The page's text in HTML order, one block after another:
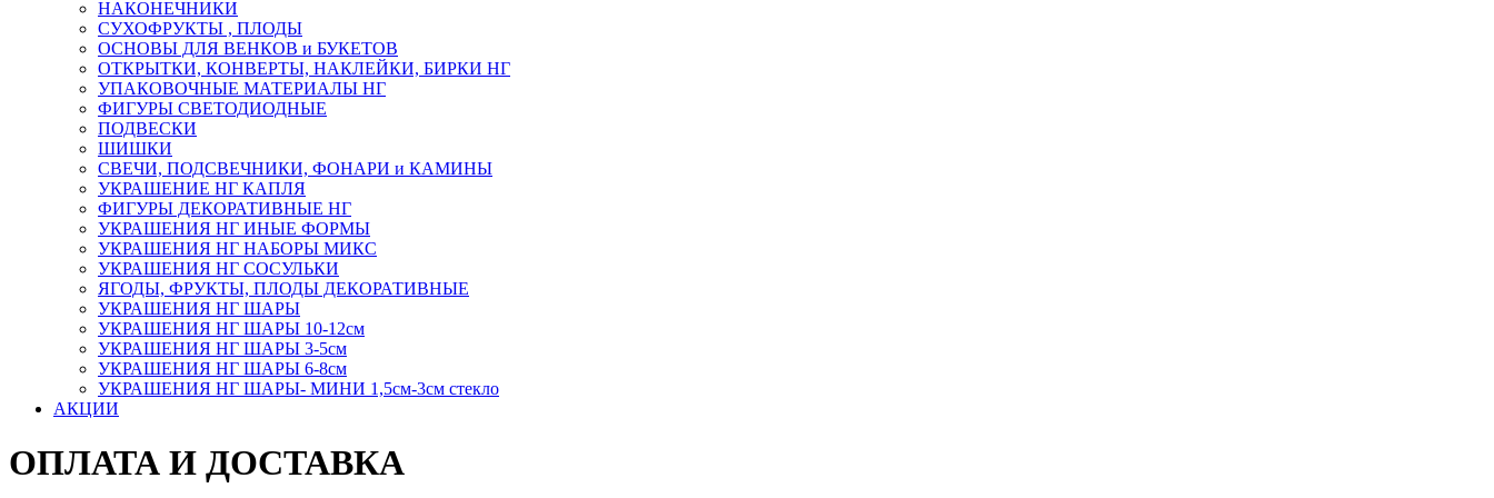
НАКОНЕЧНИКИ
СУХОФРУКТЫ , ПЛОДЫ
ОСНОВЫ ДЛЯ ВЕНКОВ и БУКЕТОВ
ОТКРЫТКИ, КОНВЕРТЫ, НАКЛЕЙКИ, БИРКИ НГ
УПАКОВОЧНЫЕ МАТЕРИАЛЫ НГ
ФИГУРЫ СВЕТОДИОДНЫЕ
ПОДВЕСКИ
ШИШКИ
СВЕЧИ, ПОДСВЕЧНИКИ, ФОНАРИ и КАМИНЫ
УКРАШЕНИЕ НГ КАПЛЯ
ФИГУРЫ ДЕКОРАТИВНЫЕ НГ
УКРАШЕНИЯ НГ ИНЫЕ ФОРМЫ
УКРАШЕНИЯ НГ НАБОРЫ МИКС
УКРАШЕНИЯ НГ СОСУЛЬКИ
ЯГОДЫ, ФРУКТЫ, ПЛОДЫ ДЕКОРАТИВНЫЕ
УКРАШЕНИЯ НГ ШАРЫ
УКРАШЕНИЯ НГ ШАРЫ 10-12см
УКРАШЕНИЯ НГ ШАРЫ 3-5см
УКРАШЕНИЯ НГ ШАРЫ 6-8см
УКРАШЕНИЯ НГ ШАРЫ- МИНИ 1,5см-3см стекло
АКЦИИ
ОПЛАТА И ДОСТАВКА